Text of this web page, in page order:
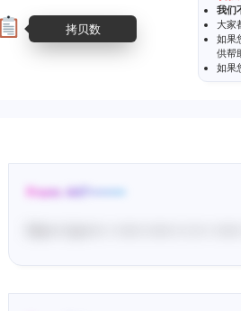
拷贝数
我们
大家
如果
供帮
如果
From: 447••••••••
Ma•••• ka••••• • •••••• •••••• •• ••• •